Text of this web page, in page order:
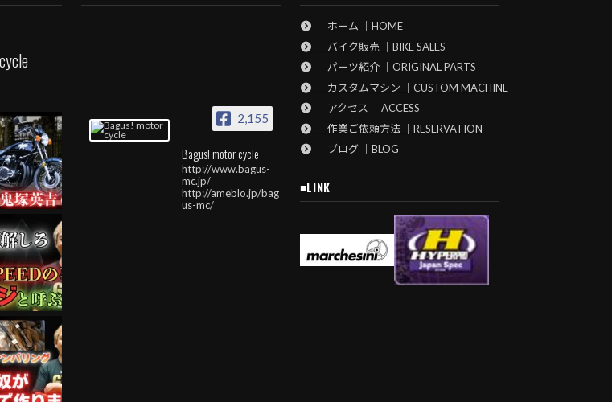
2,155
Bagus! motor cycle
http://www.bagus-
mc.jp/
http://ameblo.jp/bag
us-mc/
ホーム ｜HOME
バイク販売 ｜BIKE SALES
パーツ紹介 ｜ORIGINAL PARTS
カスタムマシン ｜CUSTOM MACHINE
アクセス ｜ACCESS
作業ご依頼方法 ｜RESERVATION
ブログ ｜BLOG
■LINK